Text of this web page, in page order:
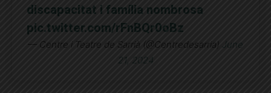
discapacitat i família nombrosa
pic.twitter.com/rFnBQr0oBz
— Centre i Teatre de Sarrià (@Centredesarria) June
21, 2024